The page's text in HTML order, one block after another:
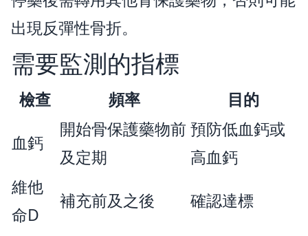
出現反彈性骨折。
需要監測的指標
檢查 頻率
目的
血鈣
開始骨保護藥物前
及定期
預防低血鈣或
高血鈣
維他
命D
補充前及之後
確認達標